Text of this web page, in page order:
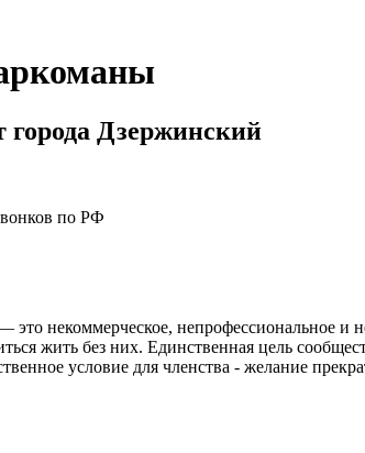
города Дзержинский
по РФ
некоммерческое, непрофессиональное и
жить без них. Единственная цель
условие для членства - желание